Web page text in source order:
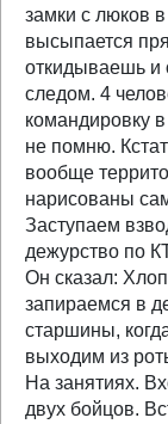
замки с люков
высыпается
откидываешь и
следом. 4
командировку
не помню.
вообще
нарисованы
Заступаем
дежурство по
Он сказал:
запираемся в
старшины,
выходим из
На занятиях.
двух бойцов.